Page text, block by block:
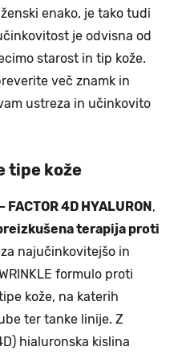
enako, je tako tudi
je odvisna od
starost in tip kože.
več znamk in
ustreza in učinkovito
tipe kože
FACTOR 4D HYALURON ,
terapija proti
za najučinkovitejšo in
formulo proti
kože, na katerih
ter tanke linije. Z
hialuronska kislina